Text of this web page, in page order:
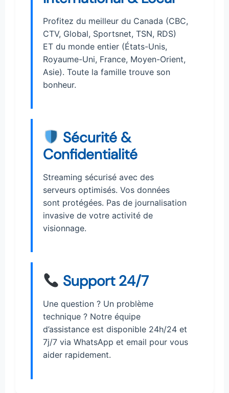
Profitez du meilleur du Canada (CBC,
CTV, Global, Sportsnet, TSN, RDS)
ET du monde entier (États-Unis,
Royaume-Uni, France, Moyen-Orient,
Asie). Toute la famille trouve son
bonheur.
Sécurité &
Confidentialité
Streaming sécurisé avec des
serveurs optimisés. Vos données
sont protégées. Pas de journalisation
invasive de votre activité de
visionnage.
Support 24/7
Une question ? Un problème
technique ? Notre équipe
d’assistance est disponible 24h/24 et
7j/7 via WhatsApp et email pour vous
aider rapidement.